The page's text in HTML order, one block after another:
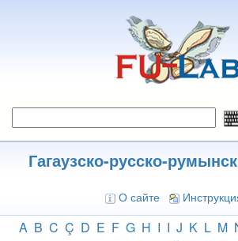
Гагаузско-русско-
О сайте
A B C Ç D E F G H I I J K L M